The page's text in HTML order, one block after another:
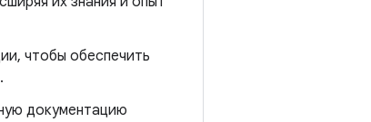
чтобы обеспечить
документацию